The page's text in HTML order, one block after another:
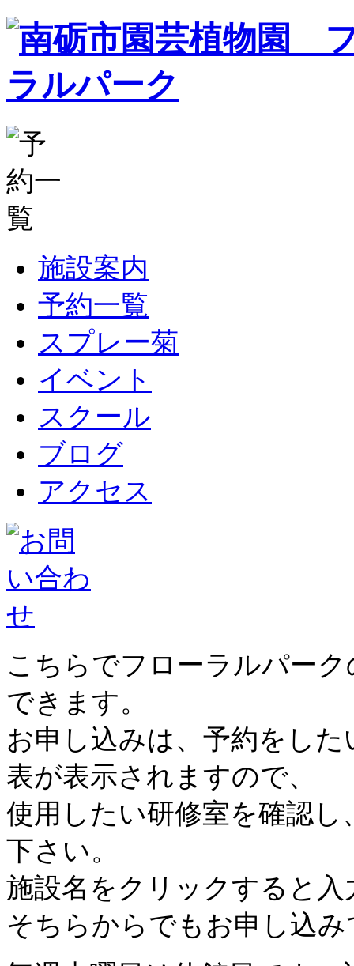
施設案内
予約一覧
スプレー菊
イベント
スクール
ブログ
アクセス
こちらでフローラルパー
できます。
お申し込みは、予約をし
表が表示されますので、
使用したい研修室を確認
下さい。
施設名をクリックすると
そちらからでもお申し込